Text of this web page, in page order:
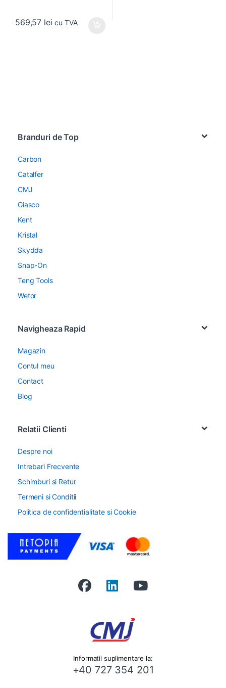
569,57 lei cu TVA
Branduri de Top
Carbon
Catalfer
CMJ
Giasco
Kent
Kristal
Skydda
Snap-On
Teng Tools
Wetor
Navigheaza Rapid
Magazin
Contul meu
Contact
Blog
Relatii Clienti
Despre noi
Intrebari Frecvente
Schimburi si Retur
Termeni si Conditii
Politica de confidentialitate si Cookie
Informatii suplimentare la:
+40 727 354 201